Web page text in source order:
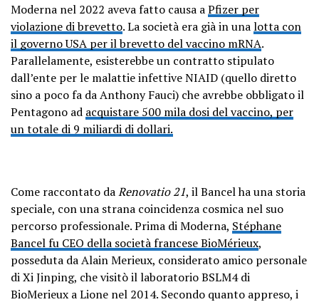
Moderna nel 2022 aveva fatto causa aPfizer per
violazione di brevetto. La società era già in unalotta con
il governo USA per il brevetto del vaccino mRNA.
Parallelamente, esisterebbe un contratto stipulato
dall’ente per le malattie infettive NIAID (quello diretto
sino a poco fa da Anthony Fauci) che avrebbe obbligato il
Pentagono ad acquistare 500 mila dosi del vaccino, per
un totale di 9 miliardi di dollari.
Come raccontato daRenovatio 21, il Bancel ha una storia
speciale, con una strana coincidenza cosmica nel suo
percorso professionale. Prima di Moderna, Stéphane
Bancel fu CEO della società francese BioMérieux,
posseduta da Alain Merieux, considerato amico personale
di Xi Jinping, che visitò il laboratorio BSLM4 di
BioMerieux a Lione nel 2014. Secondo quanto appreso, i